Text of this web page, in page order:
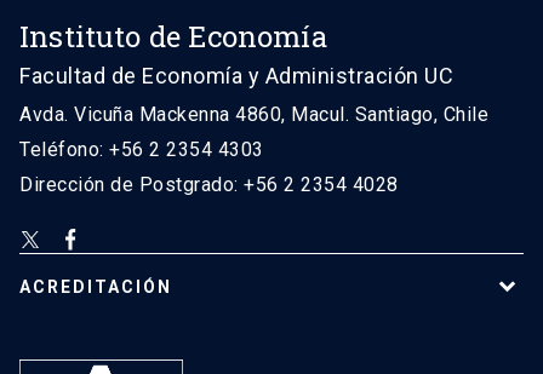
Instituto de Economía
Facultad de Economía y Administración UC
Avda. Vicuña Mackenna 4860, Macul. Santiago, Chile
Teléfono: +56 2 2354 4303
Dirección de Postgrado: +56 2 2354 4028
ACREDITACIÓN